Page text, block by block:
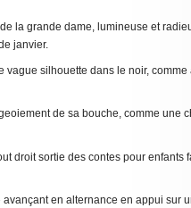
la grande dame, lumineuse et
janvier.
vague silhouette dans le noir,
de sa bouche, comme une
droit sortie des contes pour enfants
en alternance en appui sur